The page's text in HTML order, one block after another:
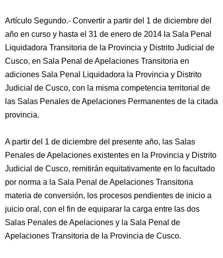
Artículo Segundo.- Convertir a partir del 1 de diciembre del
año en curso y hasta el 31 de enero de 2014 la Sala Penal
Liquidadora Transitoria de la Provincia y Distrito Judicial de
Cusco, en Sala Penal de Apelaciones Transitoria en
adiciones Sala Penal Liquidadora la Provincia y Distrito
Judicial de Cusco, con la misma competencia territorial de
las Salas Penales de Apelaciones Permanentes de la citada
provincia.
A partir del 1 de diciembre del presente año, las Salas
Penales de Apelaciones existentes en la Provincia y Distrito
Judicial de Cusco, remitirán equitativamente en lo facultado
por norma a la Sala Penal de Apelaciones Transitoria
materia de conversión, los procesos pendientes de inicio a
juicio oral, con el fin de equiparar la carga entre las dos
Salas Penales de Apelaciones y la Sala Penal de
Apelaciones Transitoria de la Provincia de Cusco.